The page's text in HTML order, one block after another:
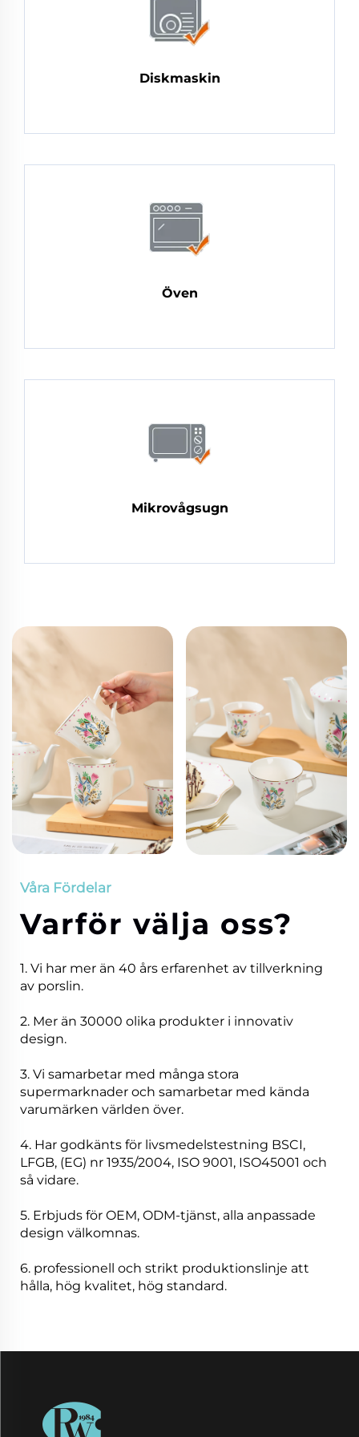
Diskmaskin
Öven
Mikrovågsugn
Våra Fördelar
Varför välja oss?
1. Vi har mer än 40 års erfarenhet av tillverkning
av porslin.
2. Mer än 30000 olika produkter i innovativ
design.
3. Vi samarbetar med många stora
supermarknader och samarbetar med kända
varumärken världen över.
4. Har godkänts för livsmedelstestning BSCI,
LFGB, (EG) nr 1935/2004, ISO 9001, ISO45001 och
så vidare.
5. Erbjuds för OEM, ODM-tjänst, alla anpassade
design välkomnas.
6. professionell och strikt produktionslinje att
hålla, hög kvalitet, hög standard.